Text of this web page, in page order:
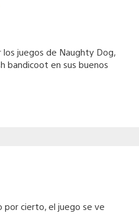
juegos de Naughty Dog,
bandicoot en sus buenos
por cierto, el juego se ve